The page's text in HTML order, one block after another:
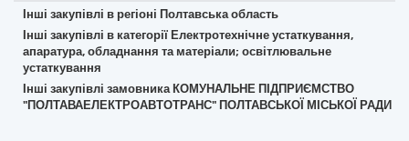
Інші закупівлі в регіоні Полтавська область
Інші закупівлі в категорії Електротехнічне устаткування,
апаратура, обладнання та матеріали; освітлювальне
устаткування
Інші закупівлі замовника КОМУНАЛЬНЕ ПІДПРИЄМСТВО
"ПОЛТАВАЕЛЕКТРОАВТОТРАНС" ПОЛТАВСЬКОЇ МІСЬКОЇ РАДИ